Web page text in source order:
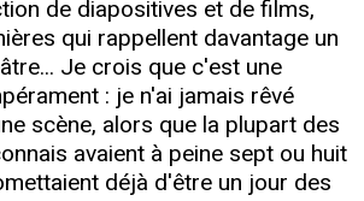
de diapositives et de films,
qui rappellent davantage un
Je crois que c'est une
: je n'ai jamais rêvé
scène, alors que la plupart des
avaient à peine sept ou huit
déjà d'être un jour des